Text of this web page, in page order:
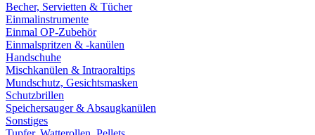
Becher, Servietten & Tücher
Einmalinstrumente
Einmal OP-Zubehör
Einmalspritzen & -kanülen
Handschuhe
Mischkanülen & Intraoraltips
Mundschutz, Gesichtsmasken
Schutzbrillen
Speichersauger & Absaugkanülen
Sonstiges